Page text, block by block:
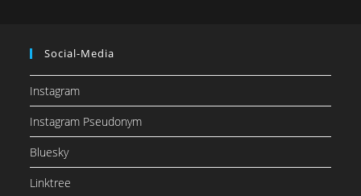
Social-Media
Instagram
Instagram Pseudonym
Bluesky
Linktree